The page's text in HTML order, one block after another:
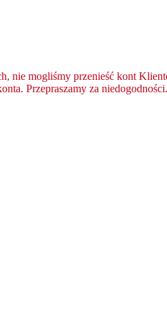
nie mogliśmy przenieść kont
Przepraszamy za niedogodności.